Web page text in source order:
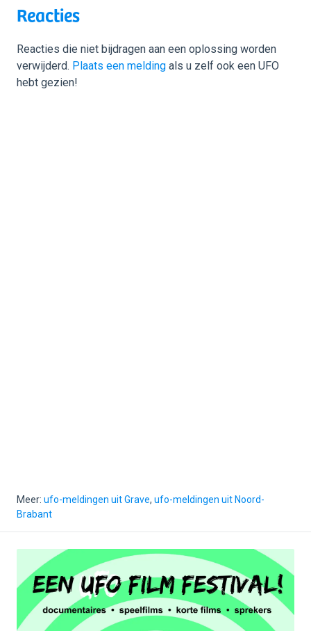
Reacties
Reacties die niet bijdragen aan een oplossing worden
verwijderd. Plaats een melding als u zelf ook een UFO
hebt gezien!
Meer: ufo-meldingen uit Grave, ufo-meldingen uit Noord-
Brabant